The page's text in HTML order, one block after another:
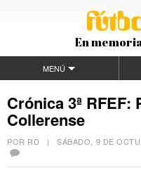
En
MENÚ
Crónica 3ª RFEF:
Collerense
POR RD |SÁBADO, 9 DE